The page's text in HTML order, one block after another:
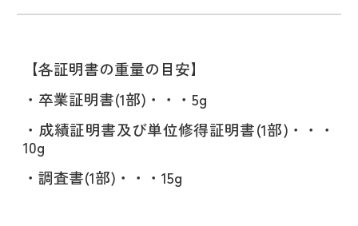
【各証明書の重量の目安】
・卒業証明書(1部)・・・5g
・成績証明書及び単位修得証明書(1部)・・・
10g
・調査書(1部)・・・15g